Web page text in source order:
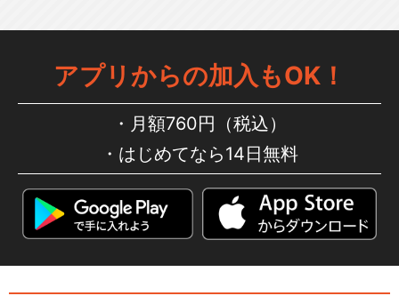
アプリからの加入もOK！
月額760円（税込）
はじめてなら14日無料